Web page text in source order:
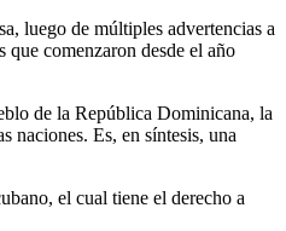
luego de múltiples advertencias a
comenzaron desde el año
de la República Dominicana, la
naciones. Es, en síntesis, una
el cual tiene el derecho a